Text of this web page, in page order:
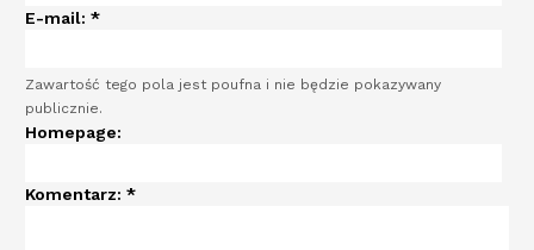
E-mail: *
Zawartość tego pola jest poufna i nie będzie pokazywany
publicznie.
Homepage:
Komentarz: *